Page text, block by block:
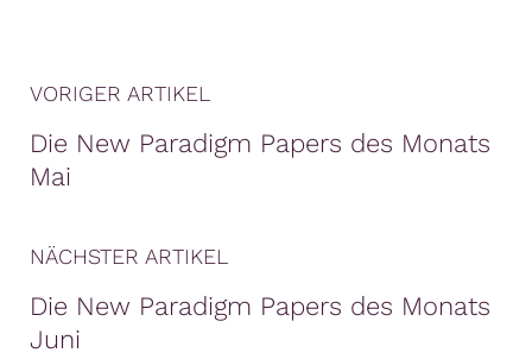
VORIGER ARTIKEL
Die New Paradigm Papers des Monats
Mai
NÄCHSTER ARTIKEL
Die New Paradigm Papers des Monats
Juni